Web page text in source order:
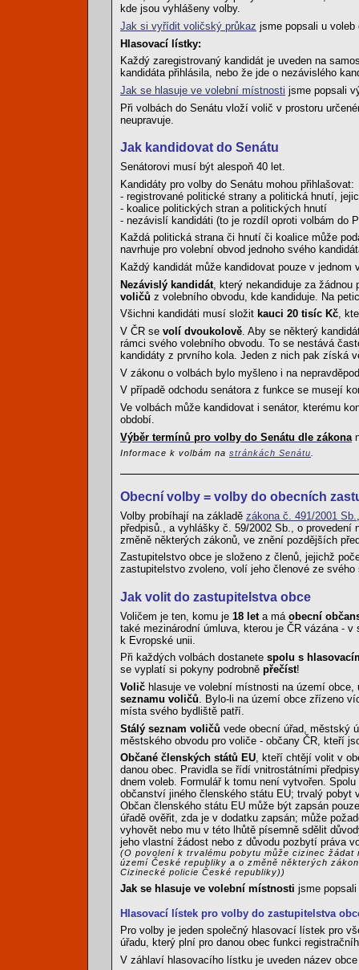
kde jsou vyhlášeny volby.
Jak si vyřídit voličský průkaz jsme popsali u voleb
Hlasovací lístky:
Každý zaregistrovaný kandidát je uveden na
kandidáta přihlásila, nebo že jde o nezávislého
Jak se hlasuje ve volební místnosti jsme popsali
Při volbách do Senátu vloží volič v prostoru
neupravuje.
Jak kandidovat do Senátu
Senátorovi musí být alespoň 40 let.
Kandidáty pro volby do Senátu mohou přihlašovat:
- registrované politické strany a politická hnutí,
- koalice politických stran a politických hnutí
- nezávislí kandidáti (to je rozdíl oproti volbám do
Každá politická strana či hnutí či koalice může
navrhuje pro volební obvod jednoho svého
Každý kandidát může kandidovat pouze v
Nezávislý kandidát , který nekandiduje za
voličů z volebního obvodu, kde kandiduje. Na
Všichni kandidáti musí složit kauci 20 tisíc Kč,
V ČR se volí dvoukolově. Aby se některý
rámci svého volebního obvodu. To se nestává
kandidáty z prvního kola. Jeden z nich pak získá
V zákonu o volbách bylo myšleno i na
V případě odchodu senátora z funkce se musejí
Ve volbách může kandidovat i senátor, kterému
období.
Výběr termínů pro volby do Senátu dle zákona
Informace k volbám na stránkách Senátu
Obecní volby = volby do obecních
Volby probíhají na základě zákona č. 491/2001 Sb.
předpisů., a vyhlášky č. 59/2002 Sb., o
změně některých zákonů, ve znění pozdějších
Zastupitelstvo obce je složeno z členů, jejichž
zastupitelstvo zvoleno, volí jeho členové ze
Jak volit do zastupitelstva obce
Voličem je ten, komu je 18 let a má obecní
také mezinárodní úmluva, kterou je ČR vázána -
k Evropské unii.
Při každých volbách dostanete spolu s
se vyplatí si pokyny podrobně přečíst!
Volič hlasuje ve volební místnosti na území
seznamu voličů. Bylo-li na území obce zřízeno
místa svého bydliště patří.
Stálý seznam voličů vede obecní úřad, městský
městského obvodu pro voliče - občany ČR, kteří
Občané členských států EU, kteří chtějí volit v
danou obec. Pravidla se řídí vnitrostátními
dnem voleb. Formulář k tomu není vytvořen.
občanství jiného členského státu EU; trvalý pobyt
Občan členského státu EU může být zapsán
úřadě ověřit, zda je v dodatku zapsán; může
vyhovět nebo mu v této lhůtě písemně sdělit
jeho vlastní žádost nebo z důvodu pozbytí práva
(O povolení k trvalému pobytu může cizinec
území České republiky a o změně některých
Cizinecké policie České republiky))
Jak se hlasuje ve volební místnosti jsme popsali
Hlasovací lístek pro volby do zastupitelstva
Pro volby je jeden společný hlasovací lístek pro
úřadu, který plní pro danou obec funkci
V záhlaví hlasovacího lístku je uveden název